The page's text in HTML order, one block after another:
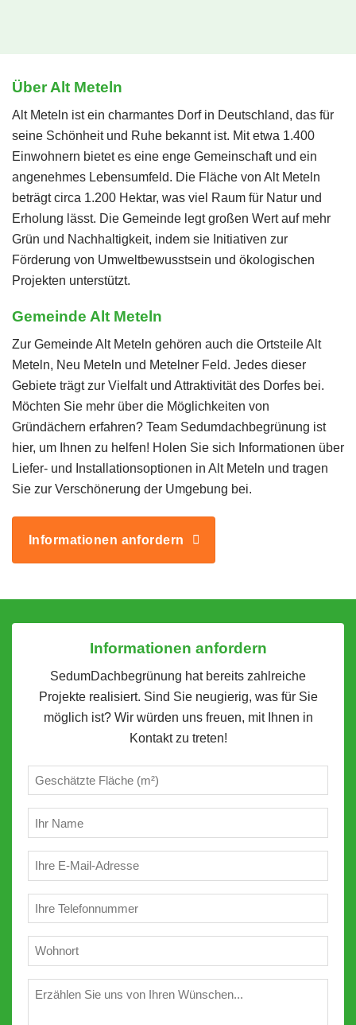
Über Alt Meteln
Alt Meteln ist ein charmantes Dorf in Deutschland, das für
seine Schönheit und Ruhe bekannt ist. Mit etwa 1.400
Einwohnern bietet es eine enge Gemeinschaft und ein
angenehmes Lebensumfeld. Die Fläche von Alt Meteln
beträgt circa 1.200 Hektar, was viel Raum für Natur und
Erholung lässt. Die Gemeinde legt großen Wert auf mehr
Grün und Nachhaltigkeit, indem sie Initiativen zur
Förderung von Umweltbewusstsein und ökologischen
Projekten unterstützt.
Gemeinde Alt Meteln
Zur Gemeinde Alt Meteln gehören auch die Ortsteile Alt
Meteln, Neu Meteln und Metelner Feld. Jedes dieser
Gebiete trägt zur Vielfalt und Attraktivität des Dorfes bei.
Möchten Sie mehr über die Möglichkeiten von
Gründächern erfahren? Team Sedumdachbegrünung ist
hier, um Ihnen zu helfen! Holen Sie sich Informationen über
Liefer- und Installationsoptionen in Alt Meteln und tragen
Sie zur Verschönerung der Umgebung bei.
Informationen anfordern
Informationen anfordern
SedumDachbegrünung hat bereits zahlreiche
Projekte realisiert. Sind Sie neugierig, was für Sie
möglich ist? Wir würden uns freuen, mit Ihnen in
Kontakt zu treten!
m²
Name
Mail
(erforderlich)
(erforderlich)
Wünschen